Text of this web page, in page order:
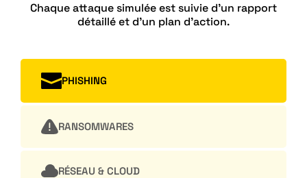
Chaque attaque simulée est suivie d’un rapport
détaillé et d’un plan d’action.
PHISHING
RANSOMWARES
RÉSEAU & CLOUD